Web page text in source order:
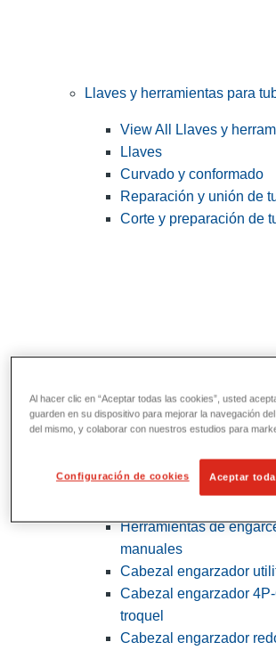
Llaves y herramientas para
View All Llaves y
Llaves
Curvado y conformado
Reparación y unión de
Corte y preparación de
Herramientas de servicios
View All Herramientas
Herramientas de
manuales
Cabezal engarzador
Cabezal engarzador
troquel
Cabezal engarzador
Al hacer clic en “Aceptar todas las cookies”, usted
guarden en su dispositivo para mejorar la navegación
del mismo, y colaborar con nuestros estudios para
Configuración de cookies Aceptar